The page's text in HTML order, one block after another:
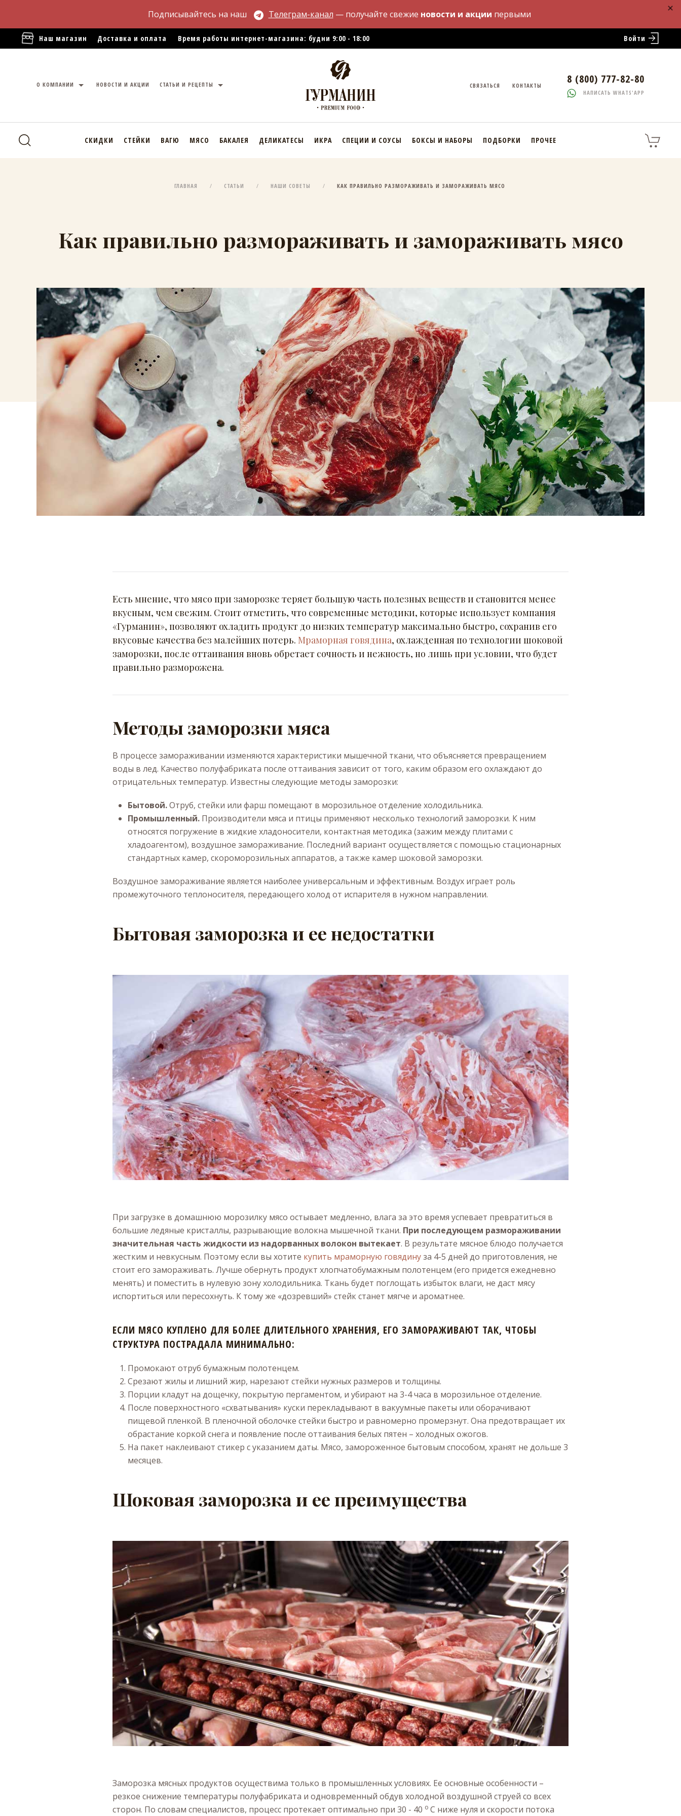
Подписывайтесь на наш Телеграм-канал — получайте свежие новости и акции первыми
Наш магазин Доставка и оплата Время работы интернет-магазина: будни 9:00 - 18:00 Войти
О КОМПАНИИ НОВОСТИ И АКЦИИ СТАТЬИ И РЕЦЕПТЫ СВЯЗАТЬСЯ КОНТАКТЫ 8 (800) 777-82-80
НАПИСАТЬ WHATS'APP
СКИДКИ СТЕЙКИ ВАГЮ МЯСО БАКАЛЕЯ ДЕЛИКАТЕСЫ ИКРА СПЕЦИИ И СОУСЫ БОКСЫ И НАБОРЫ ПОДБОРКИ ПРОЧЕЕ
ГЛАВНАЯ СТАТЬИ НАШИ СОВЕТЫ КАК ПРАВИЛЬНО РАЗМОРАЖИВАТЬ И ЗАМОРАЖИВАТЬ МЯСО
Как правильно размораживать и замораживать мясо
Есть мнение, что мясо при заморозке теряет большую часть полезных веществ и становится менее
вкусным, чем свежим. Стоит отметить, что современные методики, которые использует компания
«Гурманин», позволяют охладить продукт до низких температур максимально быстро, сохранив его
вкусовые качества без малейших потерь. Мраморная говядина, охлажденная по технологии шоковой
заморозки, после оттаивания вновь обретает сочность и нежность, но лишь при условии, что будет
правильно разморожена.
Методы заморозки мяса
В процессе замораживании изменяются характеристики мышечной ткани, что объясняется превращением
воды в лед. Качество полуфабриката после оттаивания зависит от того, каким образом его охлаждают до
отрицательных температур. Известны следующие методы заморозки:
Бытовой.Отруб, стейки или фарш помещают в морозильное отделение холодильника.
Промышленный. Производители мяса и птицы применяют несколько технологий заморозки. К ним
относятся погружение в жидкие хладоносители, контактная методика (зажим между плитами с
хладоагентом), воздушное замораживание. Последний вариант осуществляется с помощью стационарных
стандартных камер, скороморозильных аппаратов, а также камер шоковой заморозки.
Воздушное замораживание является наиболее универсальным и эффективным. Воздух играет роль
промежуточного теплоносителя, передающего холод от испарителя в нужном направлении.
Бытовая заморозка и ее недостатки
При загрузке в домашнюю морозилку мясо остывает медленно, влага за это время успевает превратиться в
большие ледяные кристаллы, разрывающие волокна мышечной ткани. При последующем размораживании
значительная часть жидкости из надорванных волокон вытекает. В результате мясное блюдо получается
жестким и невкусным. Поэтому если вы хотите купить мраморную говядинуза 4-5 дней до приготовления, не
стоит его замораживать. Лучше обернуть продукт хлопчатобумажным полотенцем (его придется ежедневно
менять) и поместить в нулевую зону холодильника. Ткань будет поглощать избыток влаги, не даст мясу
испортиться или пересохнуть. К тому же «дозревший» стейк станет мягче и ароматнее.
ЕСЛИ МЯСО КУПЛЕНО ДЛЯ БОЛЕЕ ДЛИТЕЛЬНОГО ХРАНЕНИЯ, ЕГО ЗАМОРАЖИВАЮТ ТАК, ЧТОБЫ
СТРУКТУРА ПОСТРАДАЛА МИНИМАЛЬНО:
Промокают отруб бумажным полотенцем.
Срезают жилы и лишний жир, нарезают стейки нужных размеров и толщины.
Порции кладут на дощечку, покрытую пергаментом, и убирают на 3-4 часа в морозильное отделение.
После поверхностного «схватывания» куски перекладывают в вакуумные пакеты или оборачивают
пищевой пленкой. В пленочной оболочке стейки быстро и равномерно промерзнут. Она предотвращает их
обрастание коркой снега и появление после оттаивания белых пятен – холодных ожогов.
На пакет наклеивают стикер с указанием даты. Мясо, замороженное бытовым способом, хранят не дольше 3
месяцев.
Шоковая заморозка и ее преимущества
Заморозка мясных продуктов осуществима только в промышленных условиях. Ее основные особенности –
резкое снижение температуры полуфабриката и одновременный обдув холодной воздушной струей со всех
сторон. По словам специалистов, процесс протекает оптимально при 30 - 40 о С ниже нуля и скорости потока